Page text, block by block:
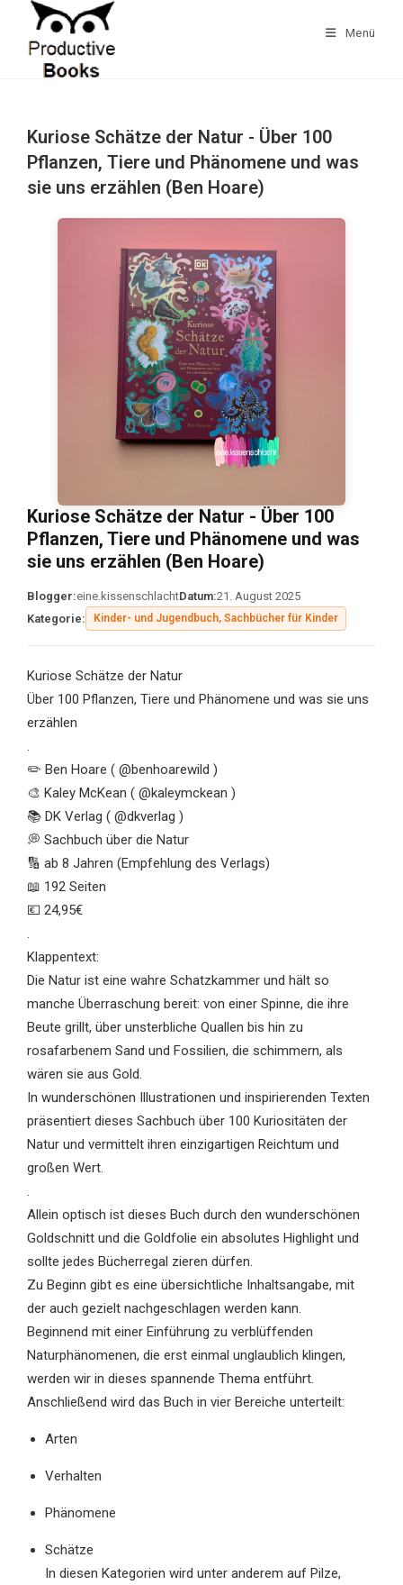
springen
Menü
Kuriose Schätze der Natur - Über 100
Pflanzen, Tiere und Phänomene und was
sie uns erzählen (Ben Hoare)
Kuriose Schätze der Natur - Über 100
Pflanzen, Tiere und Phänomene und was
sie uns erzählen (Ben Hoare)
Blogger:eine.kissenschlachtDatum:21. August 2025
Kategorie:
Kinder- und Jugendbuch, Sachbücher für Kinder
Kuriose Schätze der Natur
Über 100 Pflanzen, Tiere und Phänomene und was sie uns
erzählen
.
✏️ Ben Hoare ( @benhoarewild )
🎨 Kaley McKean ( @kaleymckean )
📚 DK Verlag ( @dkverlag )
💭 Sachbuch über die Natur
🔢 ab 8 Jahren (Empfehlung des Verlags)
📖 192 Seiten
💶 24,95€
.
Klappentext:
Die Natur ist eine wahre Schatzkammer und hält so
manche Überraschung bereit: von einer Spinne, die ihre
Beute grillt, über unsterbliche Quallen bis hin zu
rosafarbenem Sand und Fossilien, die schimmern, als
wären sie aus Gold.
In wunderschönen Illustrationen und inspirierenden Texten
präsentiert dieses Sachbuch über 100 Kuriositäten der
Natur und vermittelt ihren einzigartigen Reichtum und
großen Wert.
.
Allein optisch ist dieses Buch durch den wunderschönen
Goldschnitt und die Goldfolie ein absolutes Highlight und
sollte jedes Bücherregal zieren dürfen.
Zu Beginn gibt es eine übersichtliche Inhaltsangabe, mit
der auch gezielt nachgeschlagen werden kann.
Beginnend mit einer Einführung zu verblüffenden
Naturphänomenen, die erst einmal unglaublich klingen,
werden wir in dieses spannende Thema entführt.
Anschließend wird das Buch in vier Bereiche unterteilt:
Arten
Verhalten
Phänomene
Schätze
In diesen Kategorien wird unter anderem auf Pilze,